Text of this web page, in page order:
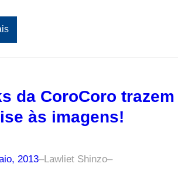
da CoroCoro
às imagens!
2013–Lawliet Shinzo–